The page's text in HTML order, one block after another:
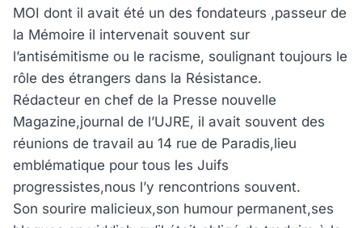
MOI dont il avait été un des fondateurs ,passeur de
la Mémoire il intervenait souvent sur
l’antisémitisme ou le racisme, soulignant toujours le
rôle des étrangers dans la Résistance.
Rédacteur en chef de la Presse nouvelle
Magazine,journal de l’UJRE, il avait souvent des
réunions de travail au 14 rue de Paradis,lieu
emblématique pour tous les Juifs
progressistes,nous l’y rencontrions souvent.
Son sourire malicieux,son humour permanent,ses